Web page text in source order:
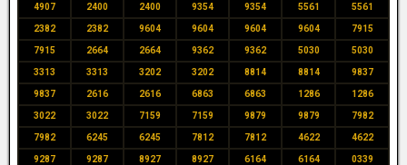
4907 2400 2400 9354 9354 5561 5561
2382 2382 9604 9604 9604 9604 7915
7915 2664 2664 9362 9362 5030 5030
3313 3313 3202 3202 8814 8814 9837
9837 2616 2616 6863 6863 1286 1286
3022 3022 7159 7159 9879 9879 7982
7982 6245 6245 7812 7812 4622 4622
9287 9287 8927 8927 6164 6164 0339